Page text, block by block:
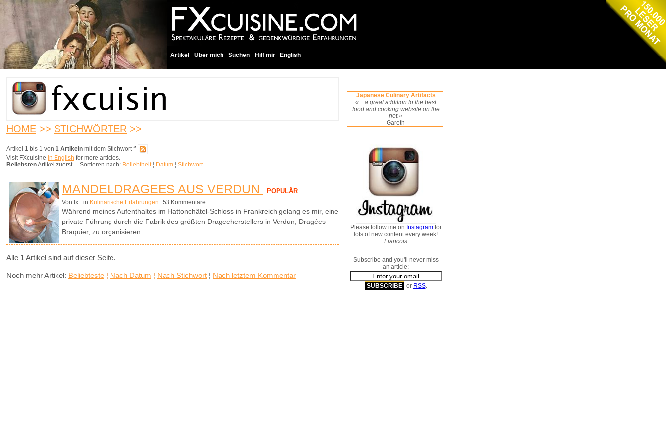
Artikel Über mich Suchen Hilf mir English
HOME >> STICHWÖRTER >>
Artikel 1 bis 1 von 1 Artikeln mit dem Stichwort‘’
Visit FXcuisine in English for more articles.
BeliebstenArtikel zuerst. Sortieren nach: Beliebtheit¦ Datum ¦ Stichwort
MANDELDRAGEES AUS VERDUN POPULÄR
Von fx in Kulinarische Erfahrungen 53 Kommentare
Während meines Aufenthaltes im Hattonchâtel-Schloss in Frankreich gelang es mir, eine
private Führung durch die Fabrik des größten Drageeherstellers in Verdun, Dragées
Braquier, zu organisieren.
Alle 1 Artikel sind auf dieser Seite.
Noch mehr Artikel: Beliebteste ¦ Nach Datum ¦ Nach Stichwort ¦ Nach letztem Kommentar
Japanese Culinary Artifacts
«... a great addition to the best
food and cooking website on the
net.»
Gareth
Please follow me on Instagram for
lots of new content every week!
Francois
Subscribe and you'll never miss
an article:
or RSS.